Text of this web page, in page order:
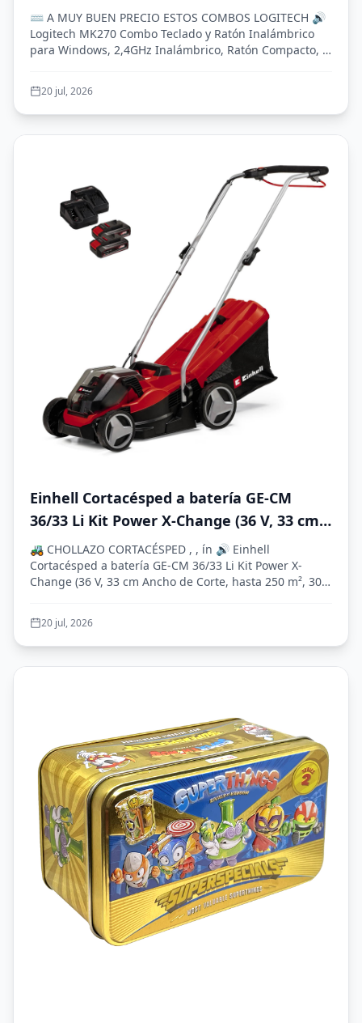
Inalámbrico, Ratón Compacto, 8 Teclas
Multimedia y de Acceso Directo, 2 años
de batería, PC, PC Portátil, QWERTY
⌨️ A MUY BUEN PRECIO ESTOS COMBOS LOGITECH 🔊
Logitech MK270 Combo Teclado y Ratón Inalámbrico
para Windows, 2,4GHz Inalámbrico, Ratón Compacto, 8
20 jul, 2026
Einhell Cortacésped a batería GE-CM
36/33 Li Kit Power X-Change (36 V, 33 cm
Ancho de Corte, hasta 250 m², 30L Bolsa
recolectora, 25-65 mm Altura de Corte,
con 2X 2,5 Ah baterías + 2X cargadore)
🚜 CHOLLAZO CORTACÉSPED , , ín 🔊 Einhell
Cortacésped a batería GE-CM 36/33 Li Kit Power X-
Change (36 V, 33 cm Ancho de Corte, hasta 250 m², 30L
20 jul, 2026